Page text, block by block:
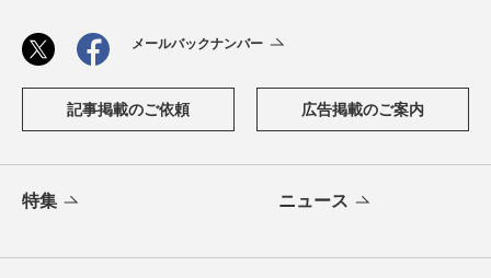
メールバックナンバー
記事掲載のご依頼 広告掲載のご案内
特集 ニュース